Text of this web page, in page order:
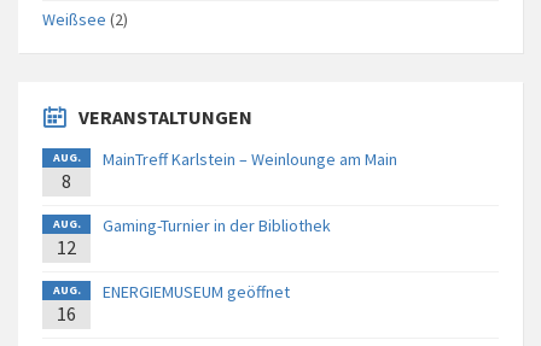
Weißsee (2)
VERANSTALTUNGEN
AUG.
8
MainTreff Karlstein – Weinlounge am Main
AUG.
12
Gaming-Turnier in der Bibliothek
AUG.
16
ENERGIEMUSEUM geöffnet